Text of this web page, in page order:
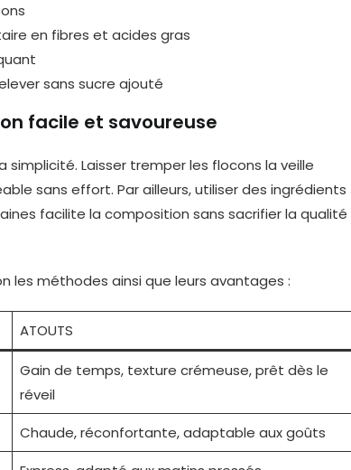
en fibres et acides gras
sans sucre ajouté
facile et savoureuse
Laisser tremper les flocons la veille
sans effort. Par ailleurs, utiliser des ingrédients
facilite la composition sans sacrifier la qualité
les méthodes ainsi que leurs avantages :
ATOUTS
Gain de temps, texture crémeuse, prêt dès le
réveil
Chaude, réconfortante, adaptable aux goûts